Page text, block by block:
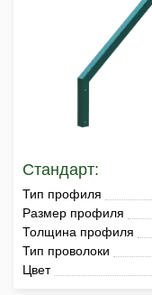
Стандарт:
Тип профиля
Размер профиля
Толщина профиля
Тип проволоки
Цвет